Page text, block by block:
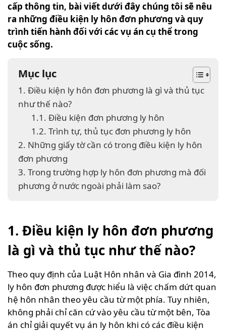
cấp thông tin, bài viết dưới đây chúng tôi sẽ nêu
ra những điều kiện ly hôn đơn phương và quy
trình tiến hành đối với các vụ án cụ thể trong
cuộc sống.
Mục lục
1. Điều kiện ly hôn đơn phương là gì và thủ tục
như thế nào?
1.1. Điều kiện đơn phương ly hôn
1.2. Trình tự, thủ tục đơn phương ly hôn
2. Những giấy tờ cần có trong điều kiện ly hôn
đơn phương
3. Trong trường hợp ly hôn đơn phương mà đối
phương ở nước ngoài phải làm sao?
1. Điều kiện ly hôn đơn phương
là gì và thủ tục như thế nào?
Theo quy định của Luật Hôn nhân và Gia đình 2014,
ly hôn đơn phương được hiểu là việc chấm dứt quan
hệ hôn nhân theo yêu cầu từ một phía. Tuy nhiên,
không phải chỉ căn cứ vào yêu cầu từ một bên, Tòa
án chỉ giải quyết vụ án ly hôn khi có các điều kiện